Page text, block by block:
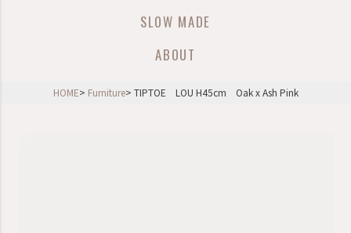
SLOW MADE
ABOUT
HOME Furniture TIPTOE LOU H45cm Oak x Ash Pink